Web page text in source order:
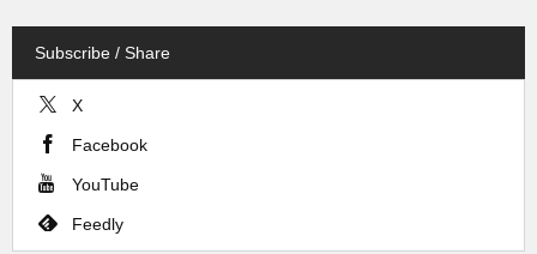
Subscribe / Share
X
Facebook
YouTube
Feedly